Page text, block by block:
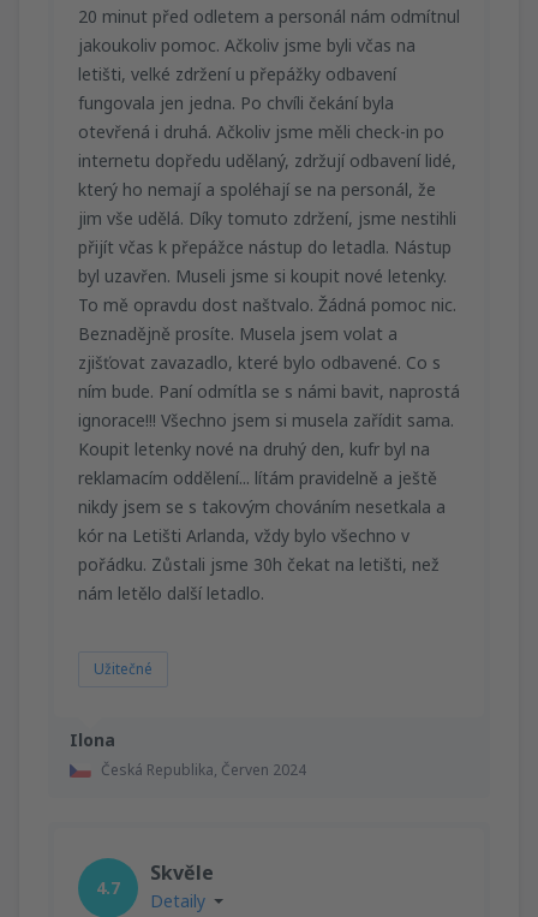
Ilona
Česká Republika, Červen 2024
20 minut před odletem a personál nám odmítnul
jakoukoliv pomoc. Ačkoliv jsme byli včas na
letišti, velké zdržení u přepážky odbavení
fungovala jen jedna. Po chvíli čekání byla
otevřená i druhá. Ačkoliv jsme měli check-in po
internetu dopředu udělaný, zdržují odbavení lidé,
který ho nemají a spoléhají se na personál, že
jim vše udělá. Díky tomuto zdržení, jsme nestihli
přijít včas k přepážce nástup do letadla. Nástup
byl uzavřen. Museli jsme si koupit nové letenky.
To mě opravdu dost naštvalo. Žádná pomoc nic.
Beznadějně prosíte. Musela jsem volat a
zjišťovat zavazadlo, které bylo odbavené. Co s
ním bude. Paní odmítla se s námi bavit, naprostá
ignorace!!! Všechno jsem si musela zařídit sama.
Koupit letenky nové na druhý den, kufr byl na
reklamacím oddělení... lítám pravidelně a ještě
nikdy jsem se s takovým chováním nesetkala a
kór na Letišti Arlanda, vždy bylo všechno v
pořádku. Zůstali jsme 30h čekat na letišti, než
nám letělo další letadlo.
Užitečné
4.7
Skvěle
Detaily